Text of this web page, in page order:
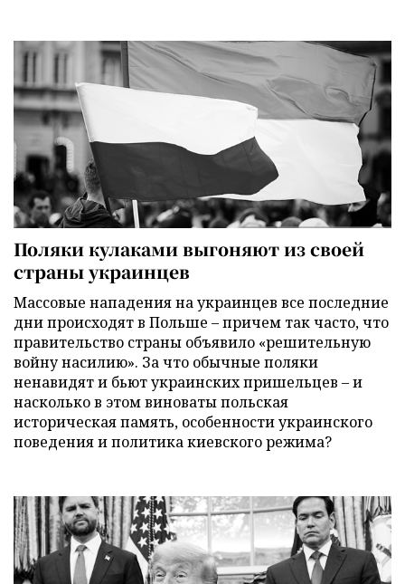
Поляки кулаками выгоняют из своей
страны украинцев
Массовые нападения на украинцев все последние
дни происходят в Польше – причем так часто, что
правительство страны объявило «решительную
войну насилию». За что обычные поляки
ненавидят и бьют украинских пришельцев – и
насколько в этом виноваты польская
историческая память, особенности украинского
поведения и политика киевского режима?